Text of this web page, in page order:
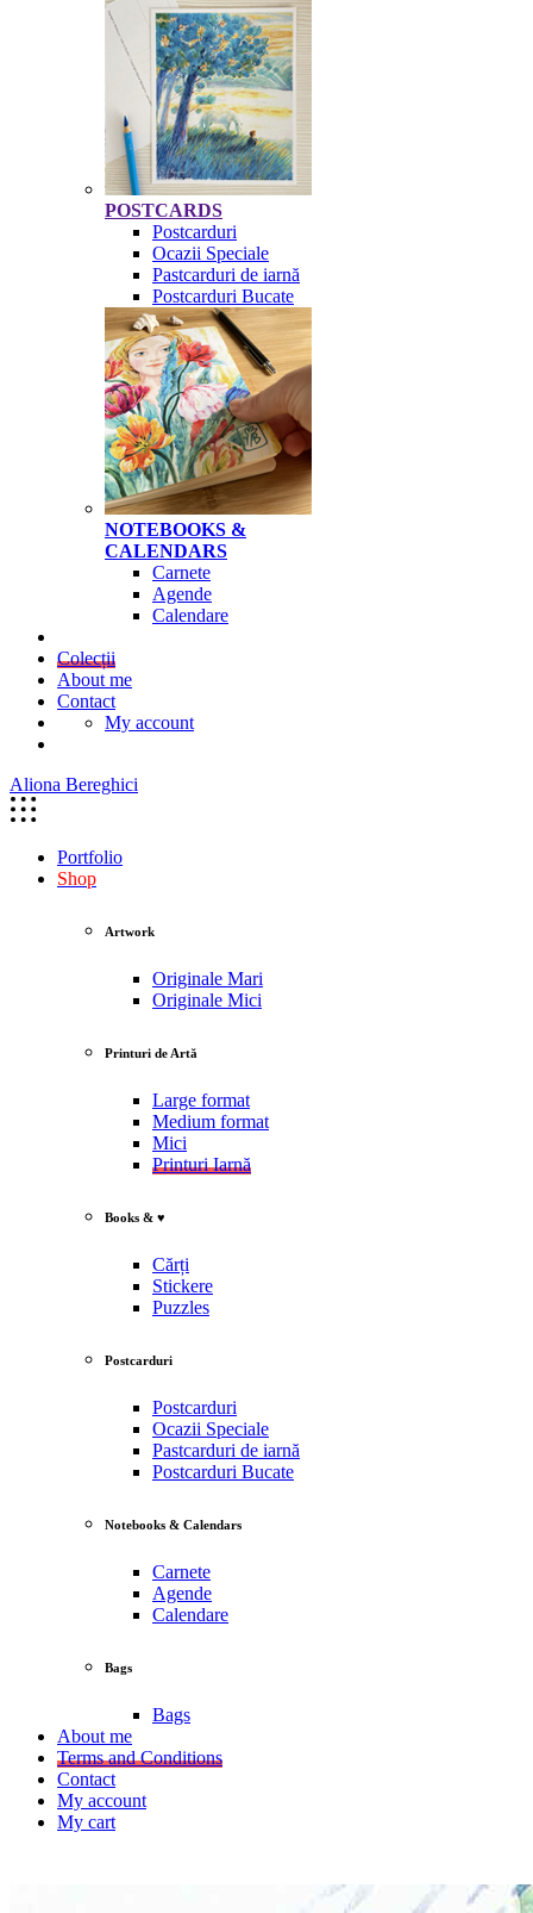
POSTCARDS
Postcarduri
Ocazii Speciale
Pastcarduri de iarnă
Postcarduri Bucate
NOTEBOOKS &
CALENDARS
Carnete
Agende
Calendare
Colecții
About me
Contact
My account
Aliona Bereghici
Portfolio
Shop
Artwork
Originale Mari
Originale Mici
Printuri de Artă
Large format
Medium format
Mici
Printuri Iarnă
Books & ♥
Cărți
Stickere
Puzzles
Postcarduri
Postcarduri
Ocazii Speciale
Pastcarduri de iarnă
Postcarduri Bucate
Notebooks & Calendars
Carnete
Agende
Calendare
Bags
Bags
About me
Terms and Conditions
Contact
My account
My cart